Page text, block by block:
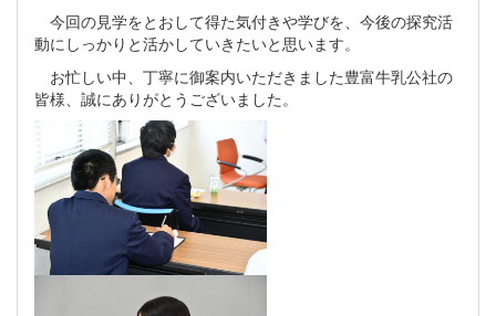
今回の見学をとおして得た気付きや学びを、今後の探究活
動にしっかりと活かしていきたいと思います。
お忙しい中、丁寧に御案内いただきました豊富牛乳公社の
皆様、誠にありがとうございました。